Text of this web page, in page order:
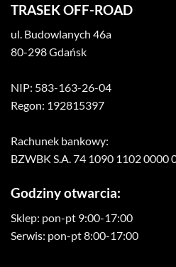
TRASEK OFF-ROAD
ul. Budowlanych 46a
80-298 Gdańsk
NIP: 583-163-26-04
Regon: 192815397
Rachunek bankowy:
BZWBK S.A. 74 1090 1102 0000
Godziny otwarcia:
Sklep: pon-pt 9:00-17:00
Serwis: pon-pt 8:00-17:00